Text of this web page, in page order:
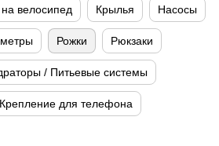
велосипед Крылья Насосы
Рожки Рюкзаки
/ Питьевые системы
Крепление для телефона